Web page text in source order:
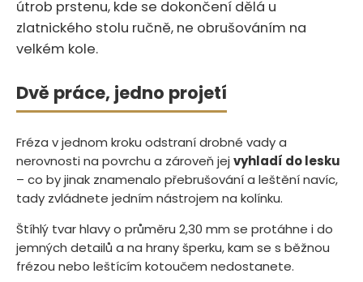
útrob prstenu, kde se dokončení dělá u
zlatnického stolu ručně, ne obrušováním na
velkém kole.
Dvě práce, jedno projetí
Fréza v jednom kroku odstraní drobné vady a
nerovnosti na povrchu a zároveň jej vyhladí do lesku
– co by jinak znamenalo přebrušování a leštění navíc,
tady zvládnete jedním nástrojem na kolínku.
Štíhlý tvar hlavy o průměru 2,30 mm se protáhne i do
jemných detailů a na hrany šperku, kam se s běžnou
frézou nebo leštícím kotoučem nedostanete.